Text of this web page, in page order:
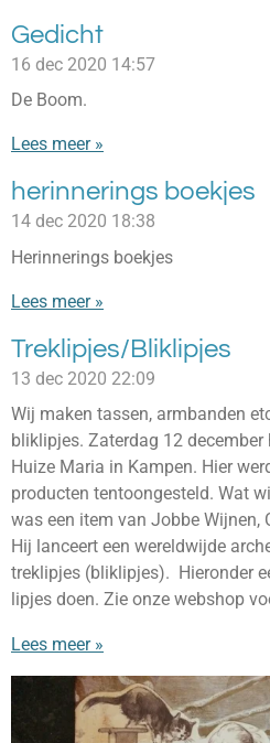
Gedicht
16 dec 2020 14:57
De Boom.
Lees meer »
herinnerings boekjes
14 dec 2020 18:38
Herinnerings boekjes
Lees meer »
Treklipjes/Bliklipjes
13 dec 2020 22:09
Wij maken tassen, armbanden
bliklipjes. Zaterdag 12
Huize Maria in Kampen. Hier
producten tentoongesteld. Wat
was een item van Jobbe Wijnen,
Hij lanceert een wereldwijde
treklipjes (bliklipjes). Hieronder
lipjes doen. Zie onze webshop
Lees meer »